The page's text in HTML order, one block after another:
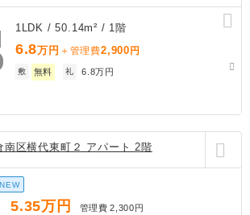
1LDK / 50.14m² / 1階
6.8万円 ＋管理費2,900 円
敷 無料 礼 6.8万円
南区横代東町２ アパート 2階
NEW
5.35万円 管理費 2,300円